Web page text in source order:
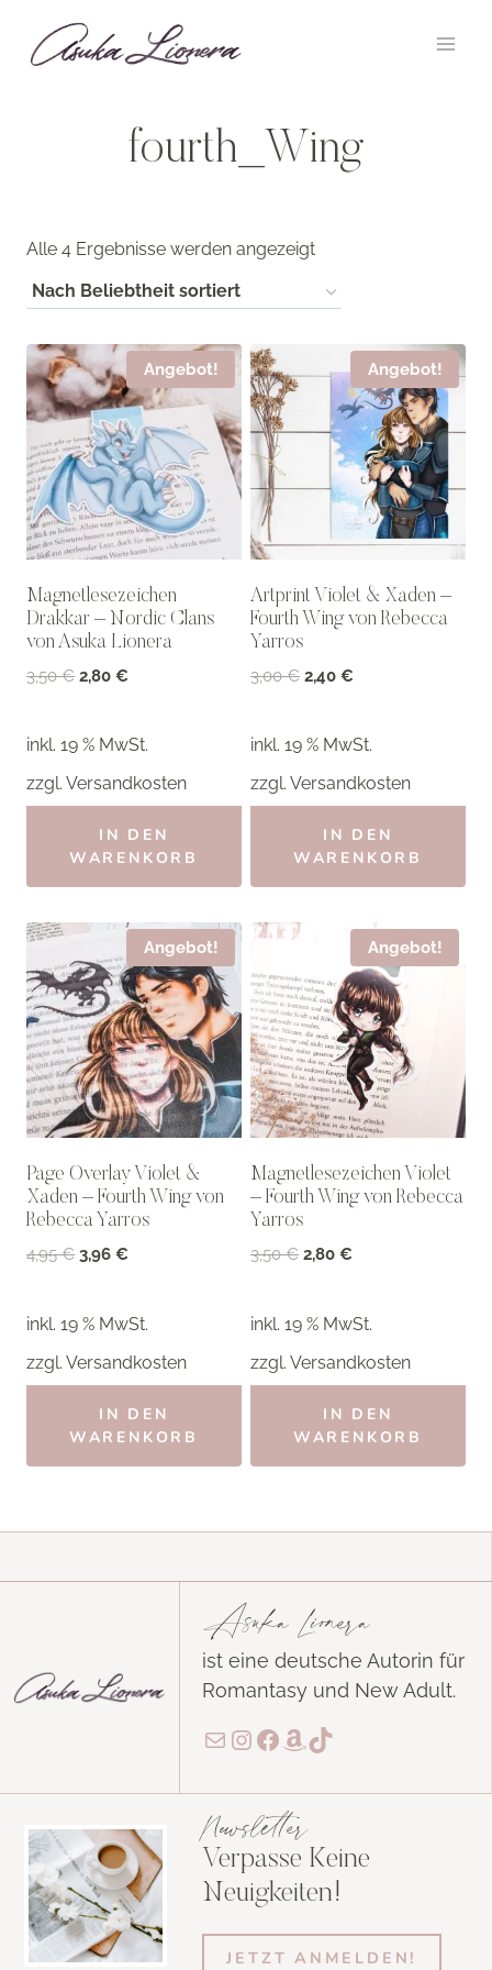
Inhalt
springen
fourth_Wing
Alle 4 Ergebnisse werden angezeigtNach
sortiert
Angebot!
Magnetlesezeichen
Drakkar – Nordic Clans
von Asuka Lionera
3,50€ Ursprünglicher
3,50 €
2,80 €
2,80 €.
inkl. 19 % MwSt.
zzgl. Versandkosten
IN DEN
WARENKORB
Angebot!
Artprint Violet & Xaden –
Fourth Wing von Rebecca
Yarros
3,00€ Ursprünglicher
3,00 €
2,40 €
2,40 €.
inkl. 19 % MwSt.
zzgl. Versandkosten
IN DEN
WARENKORB
Angebot!
Page Overlay Violet &
Xaden – Fourth Wing von
Rebecca Yarros
4,95€ Ursprünglicher
4,95 €
3,96 €
3,96 €.
inkl. 19 % MwSt.
zzgl. Versandkosten
IN DEN
WARENKORB
Angebot!
Magnetlesezeichen Violet
– Fourth Wing von Rebecca
Yarros
3,50€ Ursprünglicher
3,50 €
2,80 €
2,80 €.
inkl. 19 % MwSt.
zzgl. Versandkosten
IN DEN
WARENKORB
Asuka Lionera
ist eine deutsche Autorin für
Romantasy und New Adult.
E-MailInstagram
Facebook
Amazon
TikTok
Newsletter
Verpasse Keine
Neuigkeiten!
JETZT ANMELDEN!